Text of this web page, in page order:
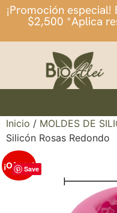
¡Promoción
$2,500 *Aplica
Inicio / MOLDES DE
Silicón Rosas Redondo
¡Oferta!
Save